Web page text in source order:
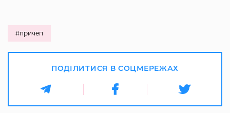
#причеп
ПОДІЛИТИСЯ В СОЦМЕРЕЖАХ